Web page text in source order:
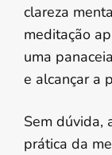
clareza
meditação
uma
e alcançar a
Sem dúvida,
prática da